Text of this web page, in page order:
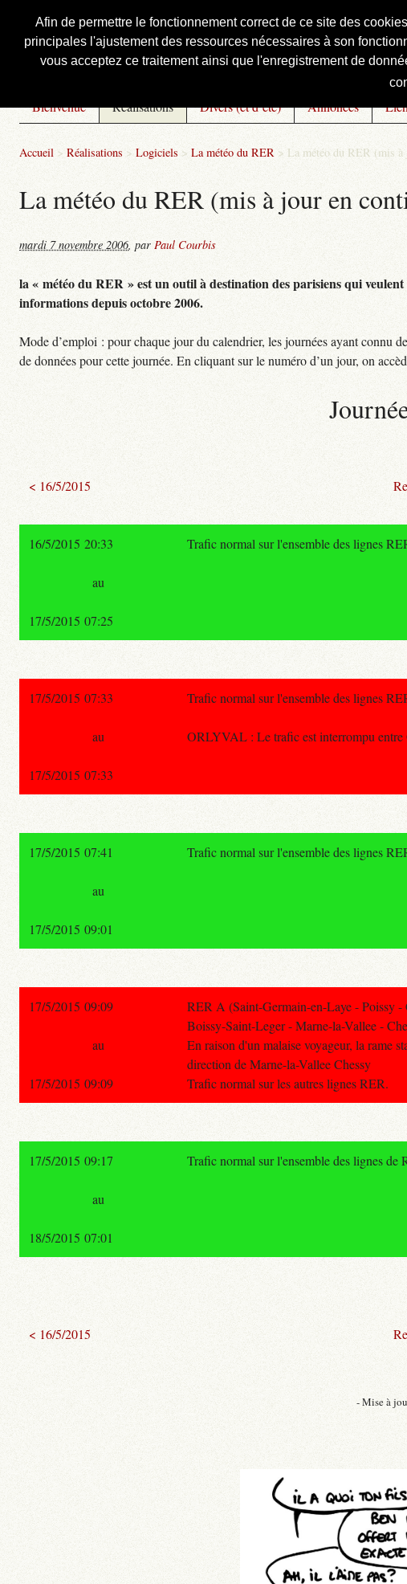
Afin de permettre le fonctionnement correct de ce site des
principales l'ajustement des ressources nécessaires à son
vous acceptez ce traitement ainsi que l'enregistrement de
Courbis, « LE » Blog Officiel
Bienvenue Réalisations Divers (et d’été) Annonces
Accueil > Réalisations > Logiciels > La météo du RER > La météo du RER (mis
La météo du RER (mis à jour en
mardi 7 novembre 2006, par Paul Courbis
la « météo du RER » est un outil à destination des parisiens qui
informations depuis octobre 2006.
Mode d’emploi : pour chaque jour du calendrier, les journées ayant connu
de données pour cette journée. En cliquant sur le numéro d’un jour, on
< 16/5/2015
16/5/2015 20:33 Trafic normal sur l'ensemble des lignes
au
17/5/2015 07:25
17/5/2015 07:33 Trafic normal sur l'ensemble des lignes
ORLYVAL : Le trafic est interrompu
au
17/5/2015 07:33
17/5/2015 07:41 Trafic normal sur l'ensemble des lignes
au
17/5/2015 09:01
17/5/2015 09:09
RER A (Saint-Germain-en-Laye - Poissy
Boissy-Saint-Leger - Marne-la-Vallee -
En raison d'un malaise voyageur, la rame
direction de Marne-la-Vallee Chessy
Trafic normal sur les autres lignes RER.
au
17/5/2015 09:09
17/5/2015 09:17 Trafic normal sur l'ensemble des lignes de
au
18/5/2015 07:01
< 16/5/2015
- Mise à